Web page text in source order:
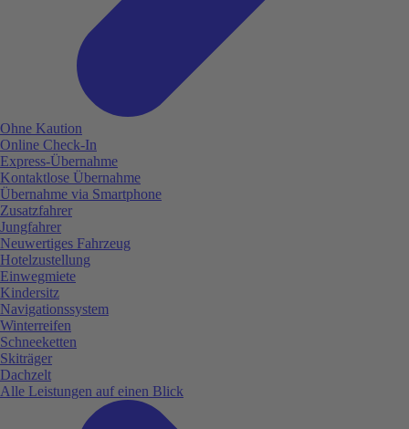
Ohne Kaution
Online Check-In
Express-Übernahme
Kontaktlose Übernahme
Übernahme via Smartphone
Zusatzfahrer
Jungfahrer
Neuwertiges Fahrzeug
Hotelzustellung
Einwegmiete
Kindersitz
Navigationssystem
Winterreifen
Schneeketten
Skiträger
Dachzelt
Alle Leistungen auf einen Blick